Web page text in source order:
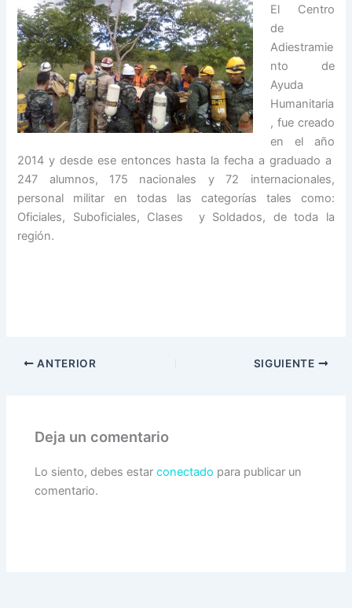
El Centro
de
Adiestramie
nto de
Ayuda
Humanitaria
, fue creado
en el año
2014 y desde ese entonces hasta la fecha a graduado a
247 alumnos, 175 nacionales y 72 internacionales,
personal militar en todas las categorías tales como:
Oficiales, Suboficiales, Clases y Soldados, de toda la
región.
ANTERIOR SIGUIENTE
Deja un comentario
Lo siento, debes estarconectado para publicar un
comentario.